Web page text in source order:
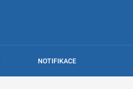
NOTIFIKACE